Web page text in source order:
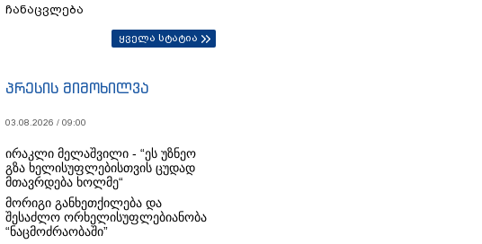
ჩანაცვლება
ყველა სტატია
პრესის მიმოხილვა
03.08.2026 / 09:00
ირაკლი მელაშვილი - “ეს უზნეო
გზა ხელისუფლებისთვის ცუდად
მთავრდება ხოლმე“
მორიგი განხეთქილება და
შესაძლო ორხელისუფლებიანობა
“ნაცმოძრაობაში”